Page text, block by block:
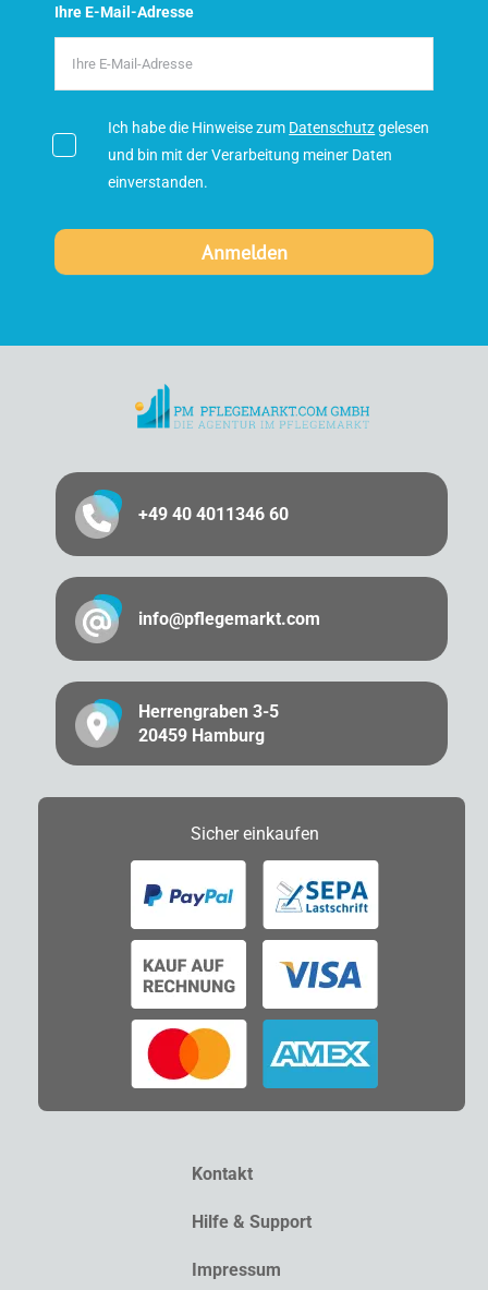
Ihre E-Mail-Adresse
Ich habe die Hinweise zum Datenschutzgelesen
und bin mit der Verarbeitung meiner Daten
einverstanden.
+49 40 4011346 60
info@pflegemarkt.com
Herrengraben 3-5
20459 Hamburg
Sichereinkaufen
Kontakt
Hilfe & Support
Impressum